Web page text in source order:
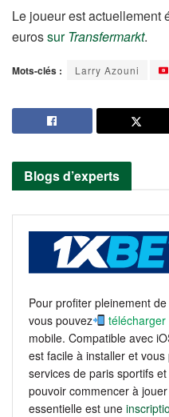
Le joueur est actuellement
eurossurTransfermarkt.
Mots-clés : Larry Azouni
Blogs d’experts
Pour profiter pleinement
vous pouvez
télécharger
mobile. Compatible avec
est facile à installer et
services de paris sportifs
pouvoir commencer à
essentielle est une